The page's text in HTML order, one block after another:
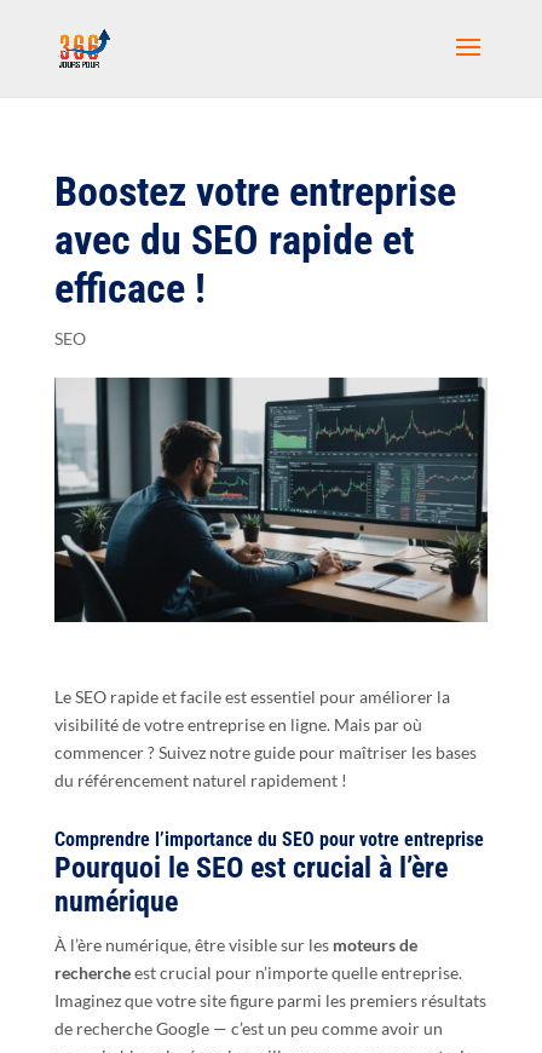
Boostez votre entreprise
avec du SEO rapide et
efficace !
SEO
Le SEO rapide et facile est essentiel pour améliorer la
visibilité de votre entreprise en ligne. Mais par où
commencer ? Suivez notre guide pour maîtriser les bases
du référencement naturel rapidement !
Comprendre l’importance du SEO pour votre entreprise
Pourquoi le SEO est crucial à l’ère
numérique
À l’ère numérique, être visible sur les moteurs de
rechercheest crucial pour n’importe quelle entreprise.
Imaginez que votre site figure parmi les premiers résultats
de recherche Google — c’est un peu comme avoir un